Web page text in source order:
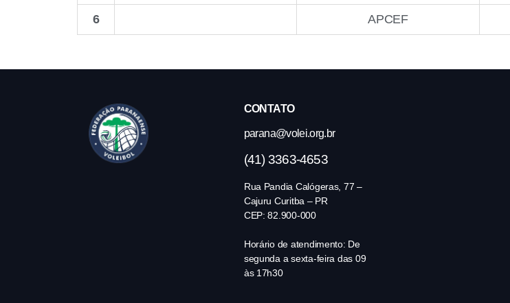
6 APCEF
CONTATO
parana@volei.org.br
(41) 3363-4653
Rua Pandia Calógeras, 77 –
Cajuru Curitba – PR
CEP: 82.900-000
Horário de atendimento: De
segunda a sexta-feira das 09
às 17h30